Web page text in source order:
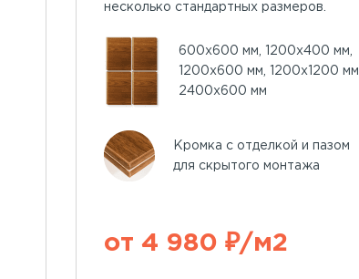
несколько стандартных размеров.
600х600 мм, 1200х400 мм,
1200х600 мм, 1200х1200 мм,
2400х600 мм
Кромка с отделкой и пазом
для скрытого монтажа
от 4 980 ₽/м2